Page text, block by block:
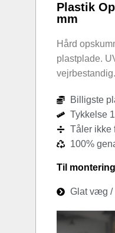
Plastik
mm
Hård
plastplade.
Billigste
Tykkelse
Tåler ikke
100%
Til
Glat væg /